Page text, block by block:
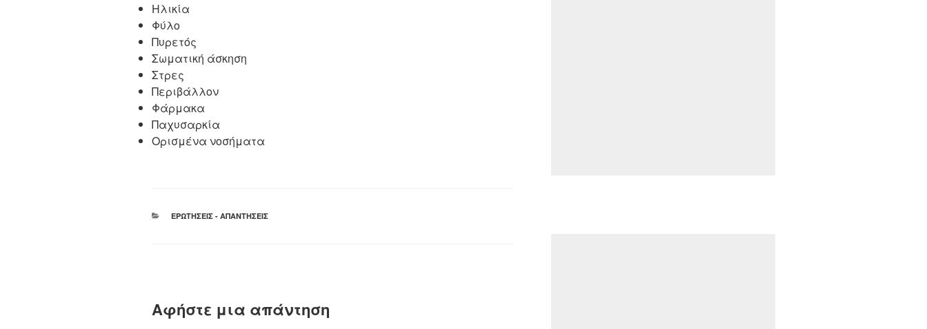
Ηλικία
Φύλο
Πυρετός
Σωματική άσκηση
Στρες
Περιβάλλον
Φάρμακα
Παχυσαρκία
Ορισμένα νοσήματα
ΚΑΤΗΓΟΡΊΕΣ
ΕΡΩΤΉΣΕΙΣ - ΑΠΑΝΤΉΣΕΙΣ
Αφήστε μια απάντηση